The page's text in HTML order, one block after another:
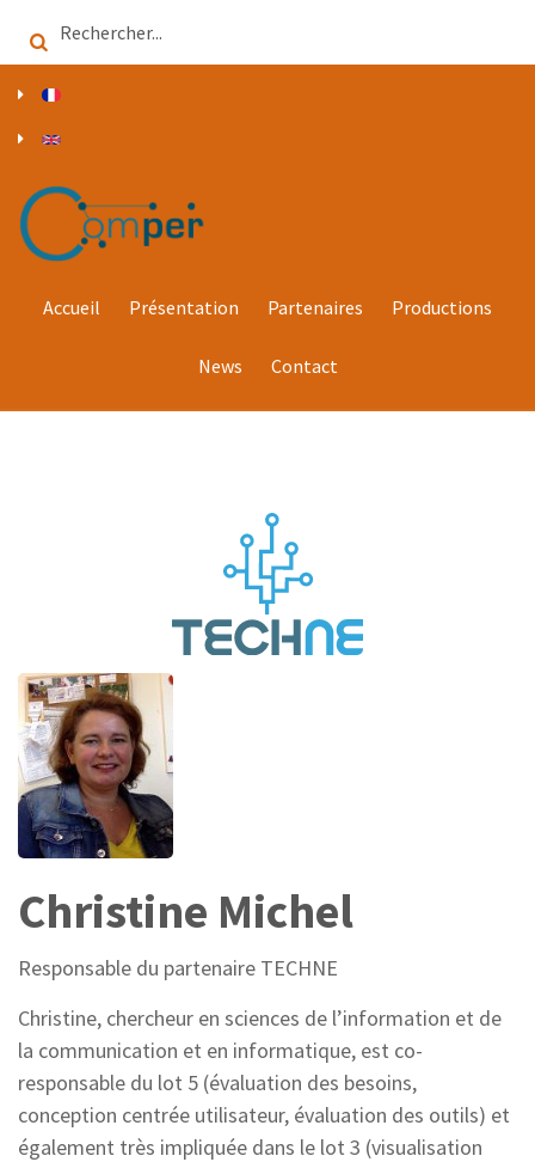
Search
Accueil Présentation Partenaires Productions
News Contact
Christine Michel
Responsable du partenaire TECHNE
Christine, chercheur en sciences de l’information et de
la communication et en informatique, est co-
responsable du lot 5 (évaluation des besoins,
conception centrée utilisateur, évaluation des outils) et
également très impliquée dans le lot 3 (visualisation